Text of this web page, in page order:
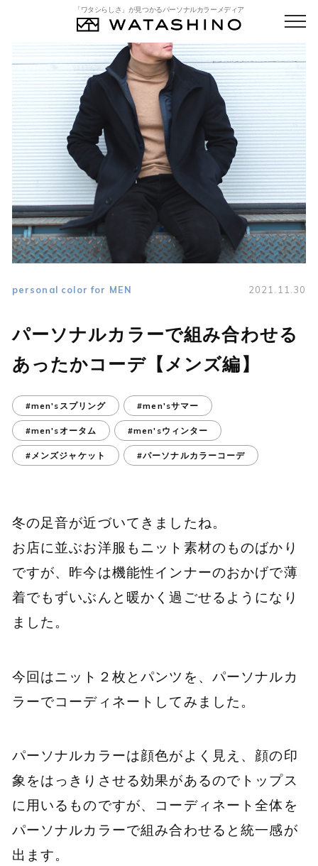
「ワタシらしさ」が見つかるパーソナルカラーメディア
personal color for MEN 2021.11.30
パーソナルカラーで組み合わせる
あったかコーデ【メンズ編】
#men'sスプリング #men'sサマー
#men'sオータム #men'sウィンター
#メンズジャケット #パーソナルカラーコーデ
冬の足音が近づいてきましたね。
お店に並ぶお洋服もニット素材のものばかり
ですが、昨今は機能性インナーのおかげで薄
着でもずいぶんと暖かく過ごせるようになり
ました。
今回はニット２枚とパンツを、パーソナルカ
ラーでコーディネートしてみました。
パーソナルカラーは顔色がよく見え、顔の印
象をはっきりさせる効果があるのでトップス
に用いるものですが、コーディネート全体を
パーソナルカラーで組み合わせると統一感が
出ます。